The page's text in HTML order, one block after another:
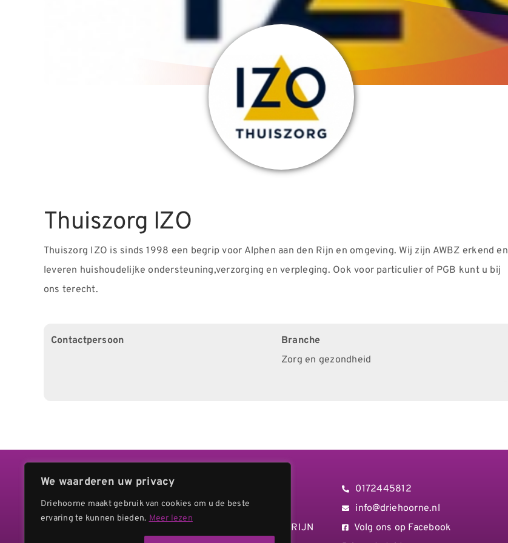
We waarderen uw privacy
Driehoorne maakt gebruik van cookies om u de beste
ervaring te kunnen bieden. Meer lezen
Thuiszorg IZO
Thuiszorg IZO is sinds 1998 een begrip voor Alphen aan den Rijn en omgeving. Wij zijn AWBZ erkend en
leveren huishoudelijke ondersteuning,verzorging en verpleging. Ook voor particulier of PGB kunt u bij
ons terecht.
Contactpersoon
Branche
Zorg en gezondheid
Uranusstraat 34
2402 AG ALPHEN AD RIJN
0172445812
info@driehoorne.nl
Volg ons op Facebook